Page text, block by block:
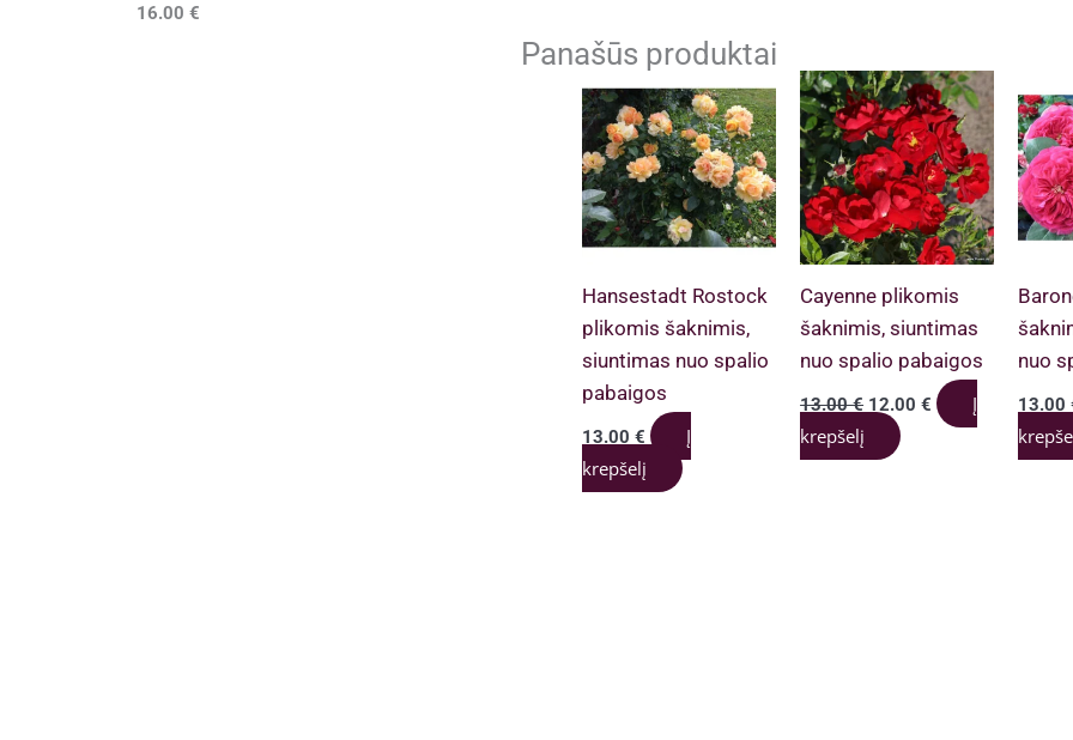
16.00 €
Panašūs produktai
Hansestadt Rostock
plikomis šaknimis,
siuntimas nuo spalio
pabaigos
13.00 €
Į
krepšelį
Cayenne plikomis
šaknimis, siuntimas
nuo spalio pabaigos
13.00€ Original
price
was:
13.00 €.
12.00€ Current
price
Į
krepšelį
nuo
13.00